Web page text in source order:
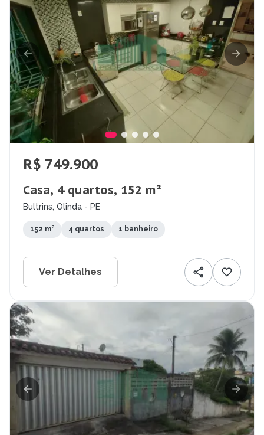
R$ 749.900
Casa, 4 quartos, 152 m²
Bultrins, Olinda - PE
152 m² 4 quartos 1 banheiro
Ver Detalhes